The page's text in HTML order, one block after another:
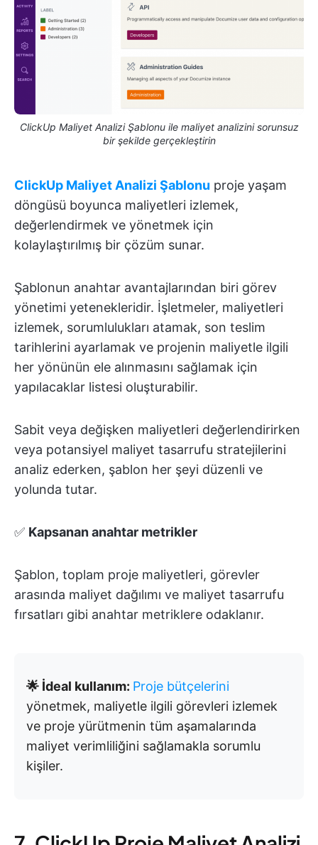
ClickUp Maliyet Analizi Şablonu ile maliyet analizini sorunsuz
bir şekilde gerçekleştirin
ClickUp Maliyet Analizi Şablonu proje yaşam
döngüsü boyunca maliyetleri izlemek,
değerlendirmek ve yönetmek için
kolaylaştırılmış bir çözüm sunar.
Şablonun anahtar avantajlarından biri görev
yönetimi yetenekleridir. İşletmeler, maliyetleri
izlemek, sorumlulukları atamak, son teslim
tarihlerini ayarlamak ve projenin maliyetle ilgili
her yönünün ele alınmasını sağlamak için
yapılacaklar listesi oluşturabilir.
Sabit veya değişken maliyetleri değerlendirirken
veya potansiyel maliyet tasarrufu stratejilerini
analiz ederken, şablon her şeyi düzenli ve
yolunda tutar.
✅ Kapsanan anahtar metrikler
Şablon, toplam proje maliyetleri, görevler
arasında maliyet dağılımı ve maliyet tasarrufu
fırsatları gibi anahtar metriklere odaklanır.
🌟 İdeal kullanım: Proje bütçelerini
yönetmek, maliyetle ilgili görevleri izlemek
ve proje yürütmenin tüm aşamalarında
maliyet verimliliğini sağlamakla sorumlu
kişiler.